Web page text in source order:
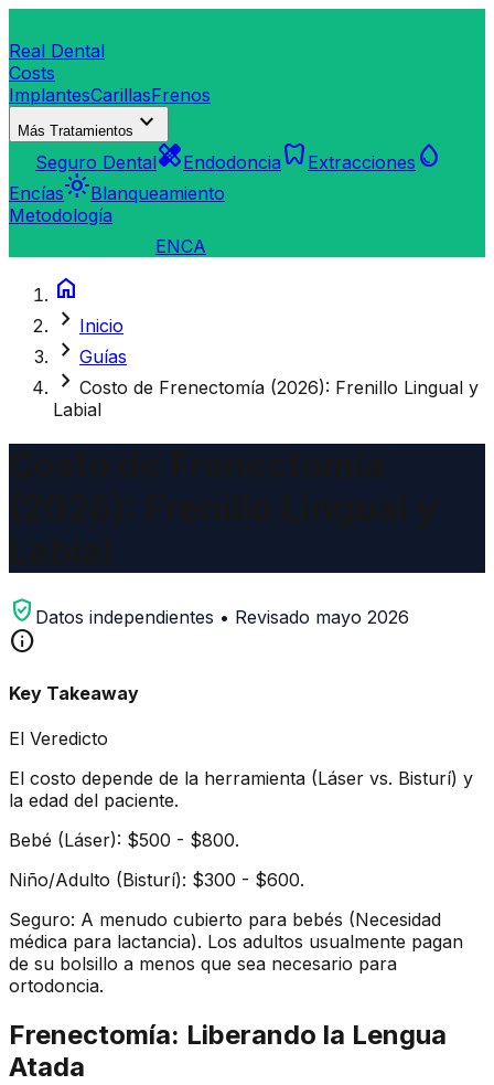
Real Dental
Costs
ImplantesCarillasFrenos
Más Tratamientos expand_more
Seguro DentalhealingEndodoncia dentistry Extracciones water_drop
Encíaslight_modeBlanqueamiento
Metodología
ENCA
home
chevron_right Inicio
chevron_right Guías
chevron_right Costo de Frenectomía (2026): Frenillo Lingual y
Labial
verified_user Datos independientes • Revisado mayo 2026
info
Key Takeaway
El Veredicto
El costo depende de la herramienta (Láser vs. Bisturí) y
la edad del paciente.
Bebé (Láser): $500 - $800.
Niño/Adulto (Bisturí): $300 - $600.
Seguro: A menudo cubierto para bebés (Necesidad
médica para lactancia). Los adultos usualmente pagan
de su bolsillo a menos que sea necesario para
ortodoncia.
Frenectomía: Liberando la Lengua
Atada